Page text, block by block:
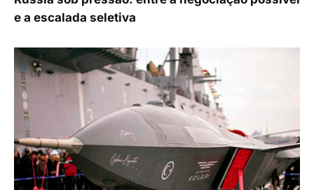
e a escalada seletiva